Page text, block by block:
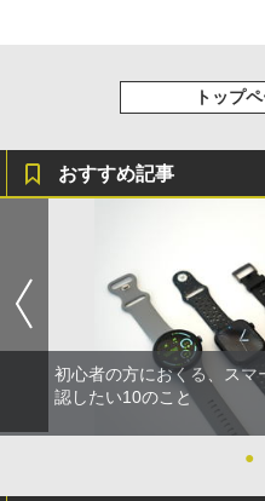
トップ
おすすめ記事
初心者の方におくる、ス
認したい10のこと
●